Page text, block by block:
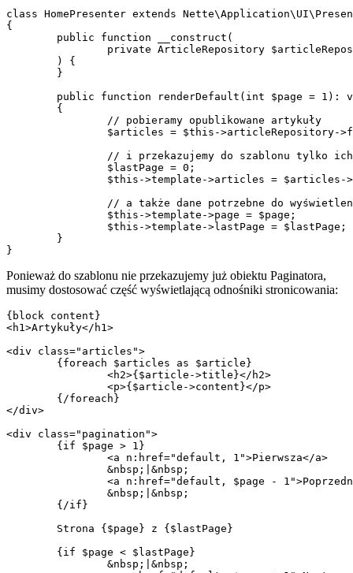
class HomePresenter extends
{
Ponieważ do szablonu nie przekazujemy już obiektu Paginatora,
musimy dostosować część wyświetlającą odnośniki stronicowania:
{block content}
<h1>Artykuły</h1>
<div class="articles">
</div>
<div class="pagination">